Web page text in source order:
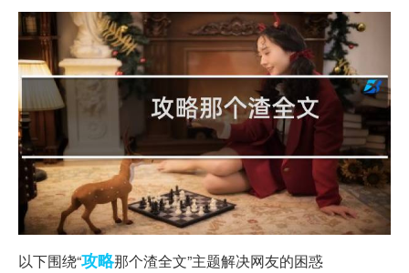
以下围绕“攻略那个渣全文”主题解决网友的困惑